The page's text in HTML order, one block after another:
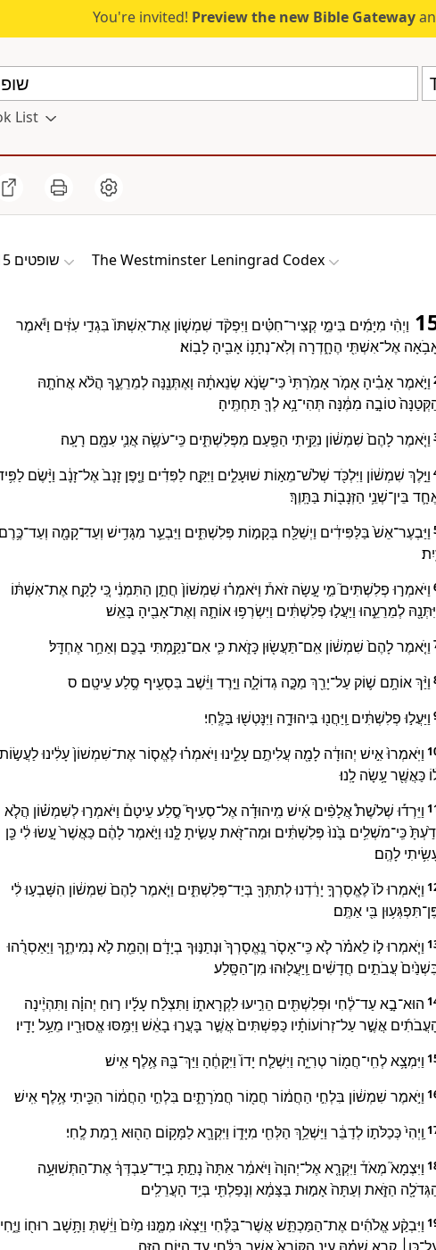
You're invited! Preview the new Bible Gateway
List
שופטים 15 The Westminster Leningrad Codex
וַיְהִ֨י מִיָּמִ֜ים בִּימֵ֣י קְצִיר־חִטִּ֗ים וַיִּפְקֹ֨ד שִׁמְשׁ֤וֹן אֶת־אִשְׁתּוֹ֙ בִּגְדִ֣י עִזִּ֔ים וַיֹּ֕אמֶר
אֶל־אִשְׁתִּ֖י הֶחָ֑דְרָה וְלֹֽא־נְתָנ֥וֹ אָבִ֖יהָ לָבֽוֹא׃
וַיֹּ֣אמֶר אָבִ֗יהָ אָמֹ֤ר אָמַ֙רְתִּי֙ כִּי־שָׂנֹ֣א שְׂנֵאתָ֔הּ וָאֶתְּנֶ֖נָּה לְמֵרֵעֶ֑ךָ הֲלֹ֨א אֲחֹתָ֤הּ
טוֹבָ֣ה מִמֶּ֔נָּה תְּהִי־נָ֥א לְךָ֖ תַּחְתֶּֽיהָ׃
וַיֹּ֤אמֶר לָהֶם֙ שִׁמְשׁ֔וֹן נִקֵּ֥יתִי הַפַּ֖עַם מִפְּלִשְׁתִּ֑ים כִּֽי־עֹשֶׂ֥ה אֲנִ֛י עִמָּ֖ם רָעָֽה׃
וַיֵּ֣לֶךְ שִׁמְשׁ֔וֹן וַיִּלְכֹּ֖ד שְׁלֹשׁ־מֵא֣וֹת שׁוּעָלִ֑ים וַיִּקַּ֣ח לַפִּדִ֗ים וַיֶּ֤פֶן זָנָב֙ אֶל־זָנָ֔ב וַיָּ֨שֶׂם
בֵּין־שְׁנֵ֥י הַזְּנָב֖וֹת בַּתָּֽוֶךְ׃
וַיַּבְעֶר־אֵשׁ֙ בַּלַּפִּידִ֔ים וַיְשַׁלַּ֖ח בְּקָמ֣וֹת פְּלִשְׁתִּ֑ים וַיַּבְעֵ֛ר מִגָּדִ֥ישׁ וְעַד־קָמָ֖ה וְעַד־כֶּ֥רֶם
וַיֹּאמְר֣וּ פְלִשְׁתִּים֮ מִ֣י עָ֣שָׂה זֹאת֒ וַיֹּאמְר֗וּ שִׁמְשׁוֹן֙ חֲתַ֣ן הַתִּמְנִ֔י כִּ֚י לָקַ֣ח אֶת־אִשְׁתּ֔וֹ
לְמֵרֵעֵ֑הוּ וַיַּעֲל֣וּ פְלִשְׁתִּ֔ים וַיִּשְׂרְפ֥וּ אוֹתָ֛הּ וְאֶת־אָבִ֖יהָ בָּאֵֽשׁ׃
וַיֹּ֤אמֶר לָהֶם֙ שִׁמְשׁ֔וֹן אִֽם־תַּעֲשׂ֖וּן כָּזֹ֑את כִּ֛י אִם־נִקַּ֥מְתִּי בָכֶ֖ם וְאַחַ֥ר אֶחְדָּֽל׃
וַיַּ֨ךְ אוֹתָ֥ם שׁ֛וֹק עַל־יָרֵ֖ךְ מַכָּ֣ה גְדוֹלָ֑ה וַיֵּ֣רֶד וַיֵּ֔שֶׁב בִּסְעִ֖יף סֶ֥לַע עֵיטָֽם׃ ס
וַיַּעֲל֣וּ פְלִשְׁתִּ֔ים וַֽיַּחֲנ֖וּ בִּיהוּדָ֑ה וַיִּנָּטְשׁ֖וּ בַּלֶּֽחִי׃
וַיֹּֽאמְרוּ֙ אִ֣ישׁ יְהוּדָ֔ה לָמָ֖ה עֲלִיתֶ֣ם עָלֵ֑ינוּ וַיֹּאמְר֗וּ לֶאֱס֤וֹר אֶת־שִׁמְשׁוֹן֙ עָלִ֔ינוּ לַעֲשׂ֣וֹת
כַּאֲשֶׁ֖ר עָ֥שָׂה לָֽנוּ׃
וַיֵּרְד֡וּ שְׁלֹשֶׁת֩ אֲלָפִ֨ים אִ֜ישׁ מִֽיהוּדָ֗ה אֶל־סְעִיף֮ סֶ֣לַע עֵיטָם֒ וַיֹּאמְר֣וּ לְשִׁמְשׁ֗וֹן הֲלֹ֤א
כִּֽי־מֹשְׁלִ֥ים בָּ֙נוּ֙ פְּלִשְׁתִּ֔ים וּמַה־זֹּ֖את עָשִׂ֣יתָ לָּ֑נוּ וַיֹּ֣אמֶר לָהֶ֔ם כַּאֲשֶׁר֙ עָ֣שׂוּ לִ֔י כֵּ֖ן
לָהֶֽם׃
וַיֹּ֤אמְרוּ לוֹ֙ לֶאֱסָרְךָ֣ יָרַ֔דְנוּ לְתִתְּךָ֖ בְּיַד־פְּלִשְׁתִּ֑ים וַיֹּ֤אמֶר לָהֶם֙ שִׁמְשׁ֔וֹן הִשָּׁבְע֣וּ לִ֔י
בִּ֖י אַתֶּֽם׃
וַיֹּ֧אמְרוּ ל֣וֹ לֵאמֹ֗ר לֹ֤א כִּֽי־אָסֹ֤ר נֶֽאֱסָרְךָ֙ וּנְתַנּ֣וּךָ בְיָדָ֔ם וְהָמֵ֖ת לֹ֣א נְמִיתֶ֑ךָ וַיַּאַסְרֻ֗הוּ
עֲבֹתִ֣ים חֲדָשִׁ֔ים וַֽיַּעֲל֖וּהוּ מִן־הַסָּֽלַע׃
הוּא־בָ֣א עַד־לֶ֔חִי וּפְלִשְׁתִּ֖ים הֵרִ֣יעוּ לִקְרָאת֑וֹ וַתִּצְלַ֨ח עָלָ֜יו ר֣וּחַ יְהוָ֗ה וַתִּהְיֶ֨ינָה
אֲשֶׁ֣ר עַל־זְרוֹעוֹתָ֗יו כַּפִּשְׁתִּים֙ אֲשֶׁ֣ר בָּעֲר֣וּ בָאֵ֔שׁ וַיִּמַּ֥סּוּ אֱסוּרָ֖יו מֵעַ֥ל יָדָֽיו׃
וַיִּמְצָ֥א לְחִֽי־חֲמ֖וֹר טְרִיָּ֑ה וַיִּשְׁלַ֤ח יָדוֹ֙ וַיִּקָּחֶ֔הָ וַיַּךְ־בָּ֖הּ אֶ֥לֶף אִֽישׁ׃
וַיֹּ֣אמֶר שִׁמְשׁ֔וֹן בִּלְחִ֣י הַחֲמ֔וֹר חֲמ֖וֹר חֲמֹרָתָ֑יִם בִּלְחִ֣י הַחֲמ֔וֹר הִכֵּ֖יתִי אֶ֥לֶף אִֽישׁ׃
וַֽיְהִי֙ כְּכַלֹּת֣וֹ לְדַבֵּ֔ר וַיַּשְׁלֵ֥ךְ הַלְּחִ֖י מִיָּד֑וֹ וַיִּקְרָ֛א לַמָּק֥וֹם הַה֖וּא רָ֥מַת לֶֽחִי׃
וַיִּצְמָא֮ מְאֹד֒ וַיִּקְרָ֤א אֶל־יְהוָה֙ וַיֹּאמַ֔ר אַתָּה֙ נָתַ֣תָּ בְיַֽד־עַבְדְּךָ֔ אֶת־הַתְּשׁוּעָ֥ה
הַזֹּ֑את וְעַתָּה֙ אָמ֣וּת בַּצָּמָ֔א וְנָפַלְתִּ֖י בְּיַ֥ד הָעֲרֵלִֽים׃
וַיִּבְקַ֨ע אֱלֹהִ֜ים אֶת־הַמַּכְתֵּ֣שׁ אֲשֶׁר־בַּלֶּ֗חִי וַיֵּצְא֨וּ מִמֶּ֤נּוּ מַ֙יִם֙ וַיֵּ֔שְׁתְּ וַתָּ֥שָׁב רוּח֖וֹ וַיֶּ֑חִי